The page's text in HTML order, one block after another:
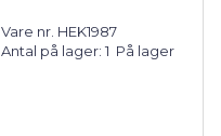
Vare nr. HEK1987
Antal på lager: 1 På lager